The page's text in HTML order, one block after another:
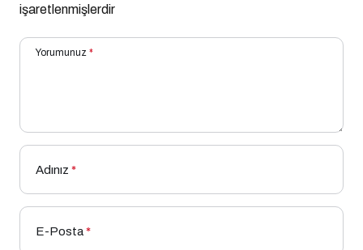
işaretlenmişlerdir
Yorumunuz *
Adınız *
E-Posta*